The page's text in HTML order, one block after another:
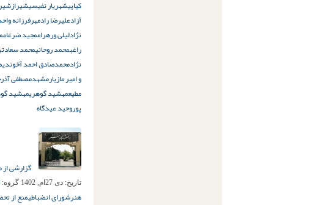
کیاییشهریار نفیسیشیراز
آزادعلیرضا رادمهرفرزانه
نژادلیلی ورهراممجید ضرغام
راغبمحمد روحانیمحمد
نژادمحمدصادق احمد آخوندی
و امیر مازیارمشهدمصطفی
مطیعمهشید گوهریمهشید
پوروحید عیدگاه
گزارشی
تاریخ: دی 27ام, 1402 گروه:
هنرشورای انضباطیمنع از